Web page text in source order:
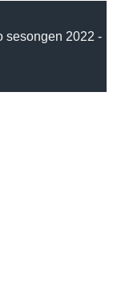
sesongen 2022 -